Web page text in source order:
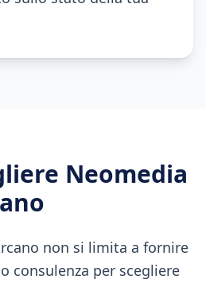
Neomedia
non si limita a fornire
consulenza per scegliere